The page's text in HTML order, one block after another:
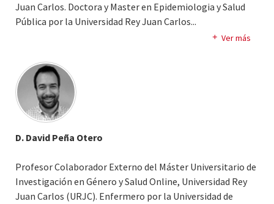
Juan Carlos. Doctora y Master en Epidemiologia y Salud
Pública por la Universidad Rey Juan Carlos...
Grado en Enfermería especialista en Salud Mental y
Investigación en Clínica y Experta en Gestión de servicios
sanitarios. Ha desarrollado su actividad profesional
trabajando durante los últimos 8 años como Jefa de
Departamento de Desarrollo e Innovación y Jefa de la
Unidad de apoyo a la Investigación en Enfermería.
Ver más
D. David Peña Otero
Profesor Colaborador Externo del Máster Universitario de
Investigación en Género y Salud Online, Universidad Rey
Juan Carlos (URJC). Enfermero por la Universidad de